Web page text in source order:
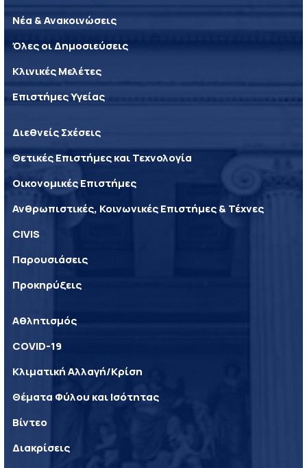
Νέα & Ανακοινώσεις
Όλες οι Δημοσιεύσεις
Κλινικές Μελέτες
Επιστήμες Υγείας
Διεθνείς Σχέσεις
Θετικές Επιστήμες και Τεχνολογία
Οικονομικές Επιστήμες
Ανθρωπιστικές, Κοινωνικές Επιστήμες & Τέχνες
CIVIS
Παρουσιάσεις
Προκηρύξεις
Αθλητισμός
COVID-19
Κλιματική Αλλαγή/Κρίση
Θέματα Φύλου και Ισότητας
Βίντεο
Διακρίσεις